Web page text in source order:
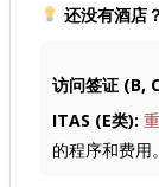
还没有酒店？
访问签证 (B,
ITAS (E类):
的程序和费用。